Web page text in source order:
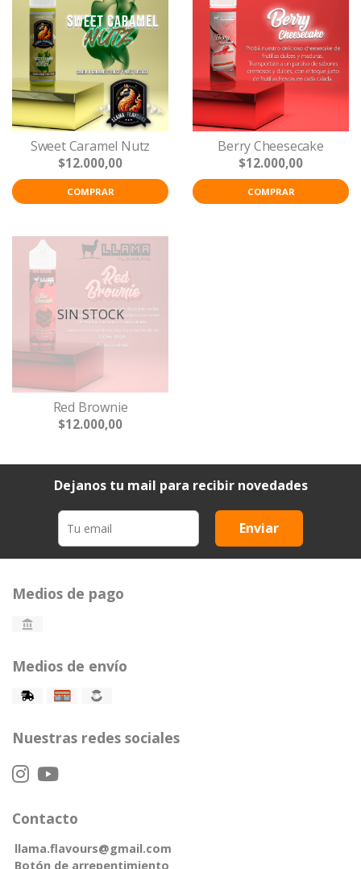
Sweet Caramel Nutz
$12.000,00
COMPRAR
Berry Cheesecake
$12.000,00
COMPRAR
SIN STOCK
Red Brownie
$12.000,00
Dejanos tu mail para recibir novedades
Enviar
Medios de pago
Medios de envío
Nuestras redes sociales
Contacto
llama.flavours@gmail.com
Botón de arrepentimiento